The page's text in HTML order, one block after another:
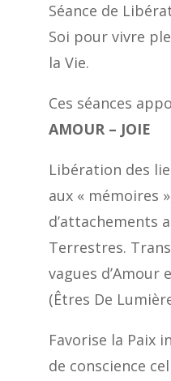
Séance de
Soi pour vivre
la Vie.
Ces séances
AMOUR – JOIE
Libération des
aux « mémoires
d’attachements
Terrestres.
vagues d’Amour
(Êtres De
Favorise la Paix
de conscience